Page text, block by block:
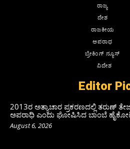
ರಾಜ್ಯ
ದೇಶ
ರಾಜಕೀಯ
ಅಪರಾಧ
ಬ್ರೇಕಿಂಗ್ ನ್ಯೂಸ್
ವಿದೇಶ
Editor
2013ರ ಅತ್ಯಾಚಾರ ಪ್ರಕರಣದಲ್ಲಿ ತರುಣ್
ಅಪರಾಧಿ ಎಂದು ಘೋಷಿಸಿದ ಬಾಂಬೆ
August 6, 2026